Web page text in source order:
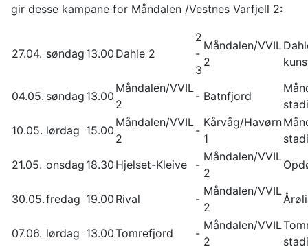
gir desse kampane for Måndalen /Vestnes Varfjell 2:
27.04. søndag 13.00 Dahle 2
2
-
3
Måndalen/VVIL
2
04.05. søndag 13.00
Måndalen/VVIL
2
- Batnfjord
10.05. lørdag 15.00
Måndalen/VVIL
2
-
Kårvåg/Havørn
1
21.05. onsdag 18.30 Hjelset-Kleive -
Måndalen/VVIL
2
30.05.fredag 19.00 Rival -
Måndalen/VVIL
2
07.06. lørdag 13.00Tomrefjord -
Måndalen/VVIL
2